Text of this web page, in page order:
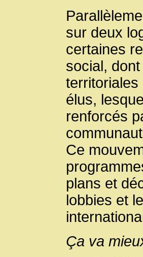
sur deux
certaines
social,
élus,
renforcés
Ce
plans et
lobbies et
Ça va